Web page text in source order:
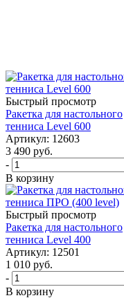
Быстрый просмотр
Ракетка для настольного
тенниса Level 600
Артикул: 12603
3 490 руб.
-
В корзину
Быстрый просмотр
Ракетка для настольного
тенниса Level 400
Артикул: 12501
1 010 руб.
-
В корзину